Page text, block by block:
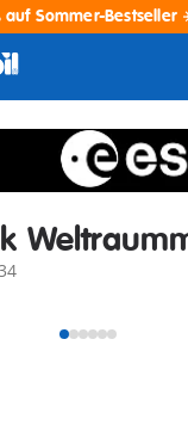
auf Sommer-Bestseller